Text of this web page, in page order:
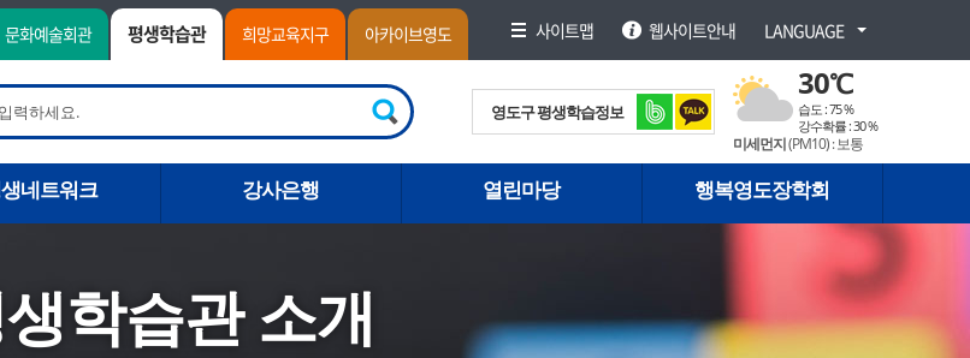
문화예술회관 평생학습관 희망교육지구 아카이브영도 사이트맵 웹사이트안내 LANGUAGE
영도구 평생학습정보
30℃
습도 :75 %
강수확률 :30 %
미세먼지(PM10) :보통
네트워크 강사은행 열린마당 행복영도장학회
학습관 소개